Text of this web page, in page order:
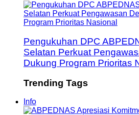
Pengukuhan DPC
Selatan Perkuat
Dukung Program Prioritas
Trending Tags
Info